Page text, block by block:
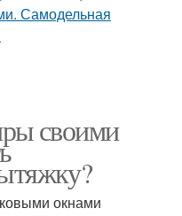
своими
окнами